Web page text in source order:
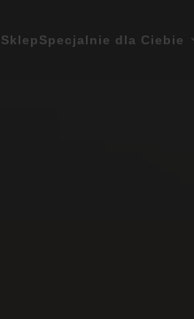
SklepSpecjalnie dla Ciebie